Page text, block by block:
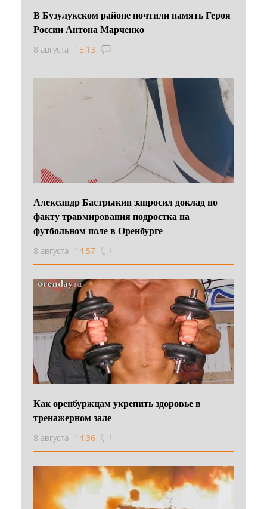
В Бузулукском районе почтили память Героя
России Антона Марченко
8 августа 15:13
Александр Бастрыкин запросил доклад по
факту травмирования подростка на
футбольном поле в Оренбурге
8 августа 14:57
Как оренбуржцам укрепить здоровье в
тренажерном зале
8 августа 14:36